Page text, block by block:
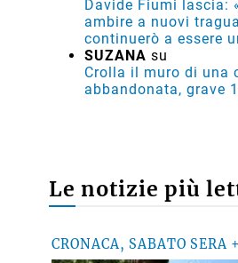
Davide Fiumi lascia:
ambire a nuovi
continuerò a essere
SUZANA su
Crolla il muro di una
abbandonata, grave
Le notizie più
CRONACA, SABATO SERA +